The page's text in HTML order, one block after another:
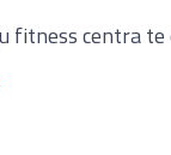
fitness centra